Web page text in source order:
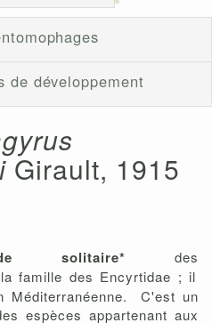
de développement
Girault, 1915
solitaire* des
famille des Encyrtidae ; il
Méditerranéenne. C'est un
espèces appartenant aux